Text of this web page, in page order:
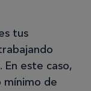
tus
este caso,
mínimo de